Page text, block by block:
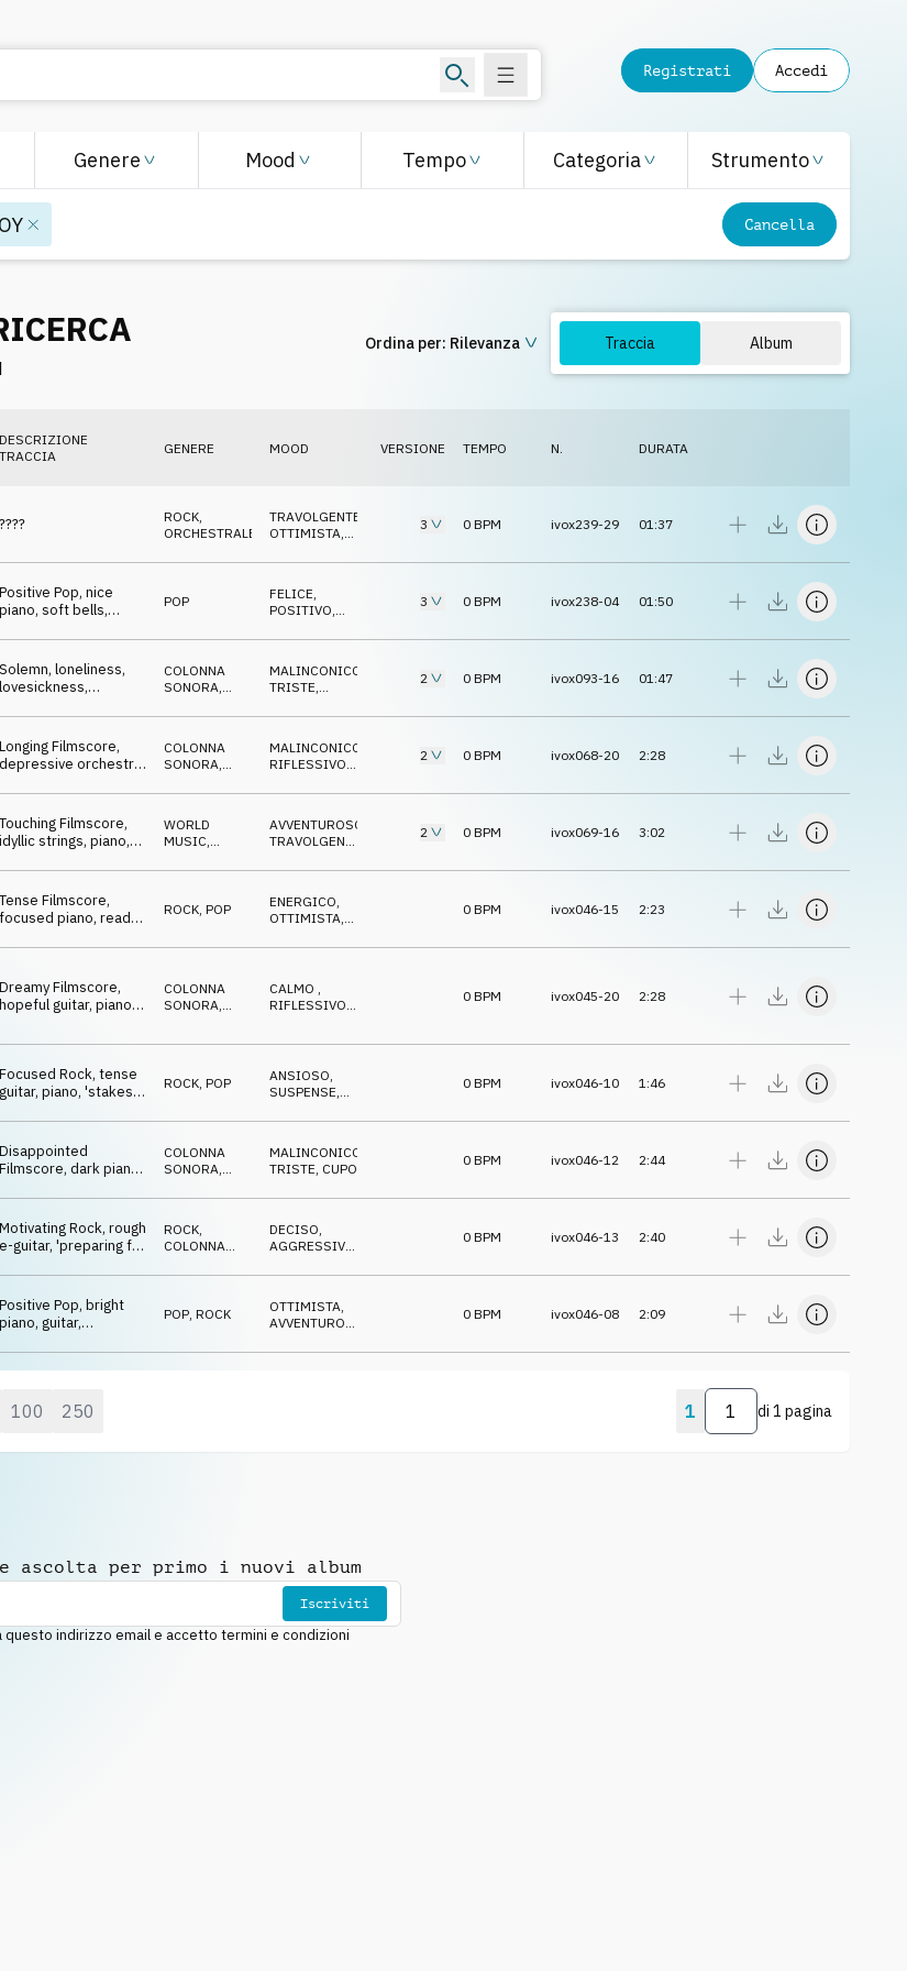
Registrati Accedi
Genere Mood Tempo Categoria Strumento
Cancella
Ordina per: Rilevanza Traccia Album
DESCRIZIONE
TRACCIA
GENERE MOOD VERSIONE TEMPO N. DURATA
???? ROCK
ORCHESTRALE
TRAVOLGENTE
OTTIMISTA
3 0 BPM ivox239-29 01:37
Positive Pop, nice
piano, soft bells,
POP FELICE
POSITIVO
3 0 BPM ivox238-04 01:50
Solemn, loneliness,
lovesickness,
calm, lonely
COLONNA
SONORA
MALINCONICO
TRISTE
2 0 BPM ivox093-16 01:47
Longing Filmscore,
depressive orchestra,
COLONNA
SONORA
CLASSICA
MALINCONICO
RIFLESSIVO
2 0 BPM ivox068-20 2:28
Touching Filmscore,
idyllic strings, piano,
WORLD
MUSIC
SONORA
AVVENTUROSO
TRAVOLGENTE
2 0 BPM ivox069-16 3:02
Tense Filmscore,
focused piano, ready,
ROCK, POP ENERGICO
OTTIMISTA
0 BPM ivox046-15 2:23
Dreamy Filmscore,
hopeful guitar, piano,
COLONNA
SONORA
CALMO
RIFLESSIVO
0 BPM ivox045-20 2:28
Focused Rock, tense
guitar, piano, 'stakes
ROCK, POP ANSIOSO
SUSPENSE
0 BPM ivox046-10 1:46
Disappointed
Filmscore, dark piano,
COLONNA
SONORA
CLASSICA
MALINCONICO
TRISTE CUPO 0 BPM ivox046-12 2:44
Motivating Rock, rough
e-guitar, 'preparing for
ROCK
COLONNA
DECISO
AGGRESSIVO
0 BPM ivox046-13 2:40
Positive Pop, bright
piano, guitar,
POP, ROCK OTTIMISTA
AVVENTUROSO
0 BPM ivox046-08 2:09
100 250 1 di 1 pagina
ascolta per primo i nuovi album
Iscriviti
indirizzo email e accetto termini e condizioni